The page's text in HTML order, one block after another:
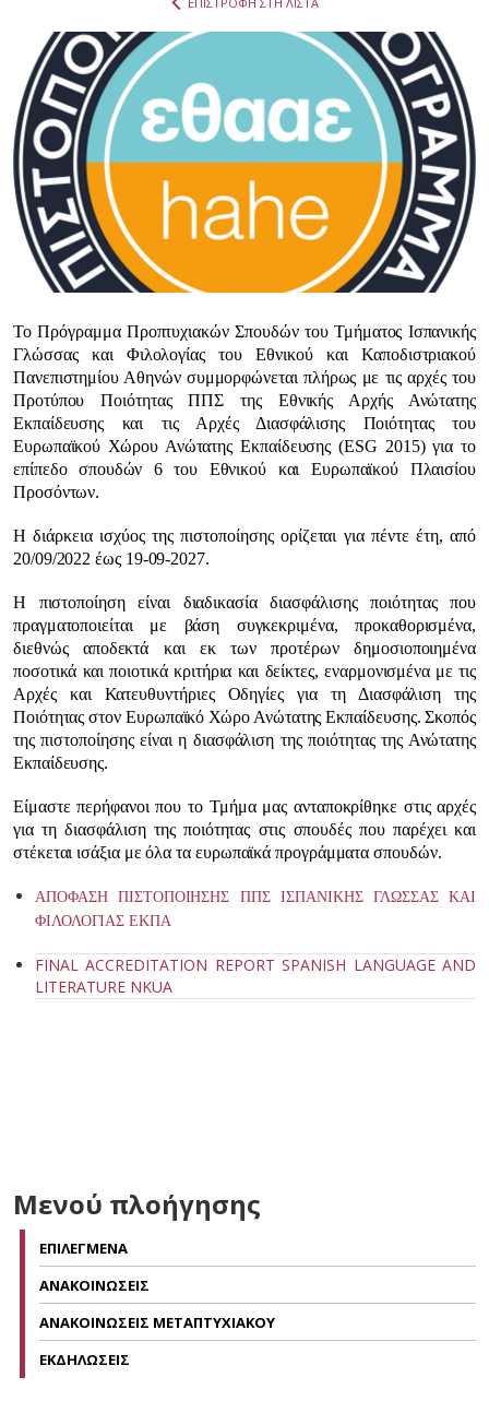
Το Πρόγραμμα Προπτυχιακών Σπουδών του Τμήματος Ισπανικής
Γλώσσας και Φιλολογίας του Εθνικού και Καποδιστριακού
Πανεπιστημίου Αθηνών συμμορφώνεται πλήρως με τις αρχές του
Προτύπου Ποιότητας ΠΠΣ της Εθνικής Αρχής Ανώτατης
Εκπαίδευσης και τις Αρχές Διασφάλισης Ποιότητας του
Ευρωπαϊκού Χώρου Ανώτατης Εκπαίδευσης (ESG 2015) για το
επίπεδο σπουδών 6 του Εθνικού και Ευρωπαϊκού Πλαισίου
Προσόντων.
Η διάρκεια ισχύος της πιστοποίησης ορίζεται για πέντε έτη, από
20/09/2022 έως 19-09-2027.
Η πιστοποίηση είναι διαδικασία διασφάλισης ποιότητας που
πραγματοποιείται με βάση συγκεκριμένα, προκαθορισμένα,
διεθνώς αποδεκτά και εκ των προτέρων δημοσιοποιημένα
ποσοτικά και ποιοτικά κριτήρια και δείκτες, εναρμονισμένα με τις
Αρχές και Κατευθυντήριες Οδηγίες για τη Διασφάλιση της
Ποιότητας στον Ευρωπαϊκό Χώρο Ανώτατης Εκπαίδευσης. Σκοπός
της πιστοποίησης είναι η διασφάλιση της ποιότητας της Ανώτατης
Εκπαίδευσης.
Είμαστε περήφανοι που το Τμήμα μας ανταποκρίθηκε στις αρχές
για τη διασφάλιση της ποιότητας στις σπουδές που παρέχει και
στέκεται ισάξια με όλα τα ευρωπαϊκά προγράμματα σπουδών.
ΑΠΟΦΑΣΗ ΠΙΣΤΟΠΟΙΗΣΗΣ ΠΠΣ ΙΣΠΑΝΙΚΗΣ ΓΛΩΣΣΑΣ ΚΑΙ
ΦΙΛΟΛΟΓΙΑΣ ΕΚΠΑ
FINAL ACCREDITATION REPORT SPANISH LANGUAGE AND
LITERATURE NKUA
Μενού πλοήγησης
ΕΠΙΛΕΓΜΕΝΑ
ΑΝΑΚΟΙΝΩΣΕΙΣ
ΑΝΑΚΟΙΝΩΣΕΙΣ ΜΕΤΑΠΤΥΧΙΑΚΟΥ
ΕΚΔΗΛΩΣΕΙΣ